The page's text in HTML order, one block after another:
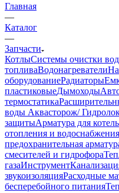
Главная
—
Каталог
—
Запчасти
КотлыСистемы очистки
топливаВодонагреватели
оборудованиеРадиаторы
пластиковыеДымоходы
термостатика
воды Аквасторож/
защитыАрматура для
отопления и водоснабжения
предохранительная
смесителей и гидрофора
газаИнструмент
звукоизоляцияРасходные
бесперебойного питания